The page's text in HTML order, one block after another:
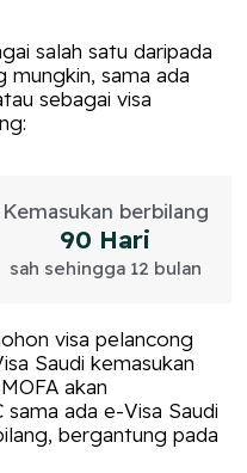
salah satu daripada
mungkin, sama ada
sebagai visa
Kemasukan berbilang
90 Hari
sah sehingga 12 bulan
visa pelancong
Saudi kemasukan
akan
ada e-Visa Saudi
bergantung pada